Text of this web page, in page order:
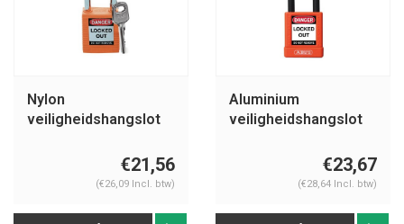
Nylon
veiligheidshangslot
€21,56
(€26,09 Incl. btw)
Aluminium
veiligheidshangslot
€23,67
(€28,64 Incl. btw)